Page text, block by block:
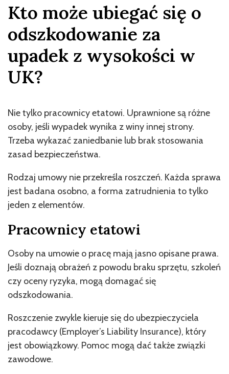
Kto może ubiegać się o
odszkodowanie za
upadek z wysokości w
UK?
Nie tylko pracownicy etatowi. Uprawnione są różne
osoby, jeśli wypadek wynika z winy innej strony.
Trzeba wykazać zaniedbanie lub brak stosowania
zasad bezpieczeństwa.
Rodzaj umowy nie przekreśla roszczeń. Każda sprawa
jest badana osobno, a forma zatrudnienia to tylko
jeden z elementów.
Pracownicy etatowi
Osoby na umowie o pracę mają jasno opisane prawa.
Jeśli doznają obrażeń z powodu braku sprzętu, szkoleń
czy oceny ryzyka, mogą domagać się
odszkodowania.
Roszczenie zwykle kieruje się do ubezpieczyciela
pracodawcy (Employer’s Liability Insurance), który
jest obowiązkowy. Pomoc mogą dać także związki
zawodowe.